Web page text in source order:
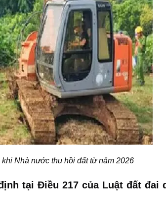
Nhà nước thu hồi đất từ năm 2026
tại Điều 217 của Luật đất đai